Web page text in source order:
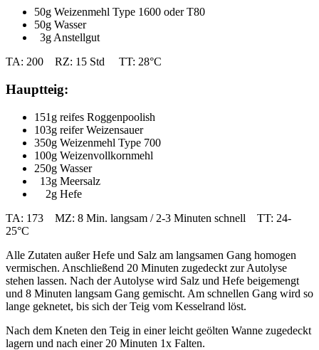
50g Weizenmehl Type 1600 oder T80
50g Wasser
3g Anstellgut
TA: 200 RZ: 15 Std TT: 28°C
Hauptteig:
151g reifes Roggenpoolish
103g reifer Weizensauer
350g Weizenmehl Type 700
100g Weizenvollkornmehl
250g Wasser
13g Meersalz
2g Hefe
TA: 173 MZ: 8 Min. langsam / 2-3 Minuten schnell TT: 24-
25°C
Alle Zutaten außer Hefe und Salz am langsamen Gang homogen
vermischen. Anschließend 20 Minuten zugedeckt zur Autolyse
stehen lassen. Nach der Autolyse wird Salz und Hefe beigemengt
und 8 Minuten langsam Gang gemischt. Am schnellen Gang wird so
lange geknetet, bis sich der Teig vom Kesselrand löst.
Nach dem Kneten den Teig in einer leicht geölten Wanne zugedeckt
lagern und nach einer 20 Minuten 1x Falten.